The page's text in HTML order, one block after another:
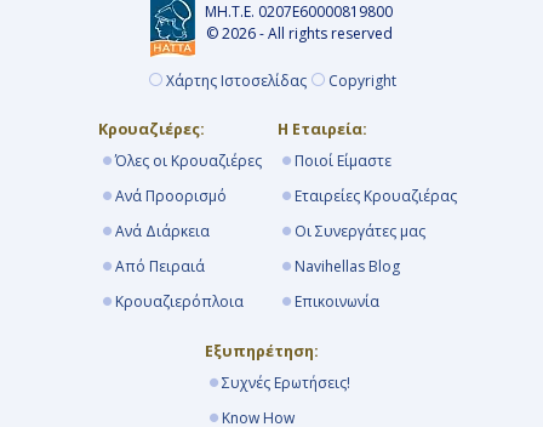
ΜΗ.Τ.Ε. 0207Ε60000819800
© 2026 - All rights reserved
Χάρτης Ιστοσελίδας Copyright
Κρουαζιέρες:
Όλες οι Κρουαζιέρες
Ανά Προορισμό
Ανά Διάρκεια
Από Πειραιά
Κρουαζιερόπλοια
Η Εταιρεία:
Ποιοί Είμαστε
Εταιρείες Κρουαζιέρας
Οι Συνεργάτες μας
Navihellas Blog
Επικοινωνία
Εξυπηρέτηση:
Συχνές Ερωτήσεις!
Know How